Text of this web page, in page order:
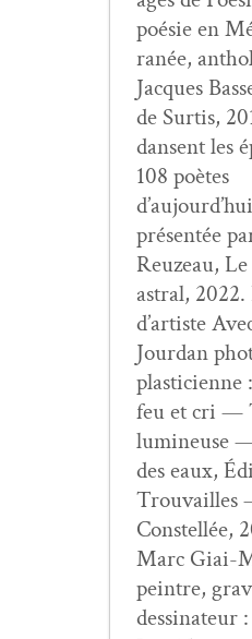
poésie en
ranée,
Jacques
de Sur­tis,
dansent les
108 poètes
présen­tée
Reuzeau,
astral,
d’artiste
Jour­dan
feu et cri —
lumineuse
des eaux,
Trou­vailles
Con­stel­lée,
Marc Giai-
pein­tre,
dessi­na­teur